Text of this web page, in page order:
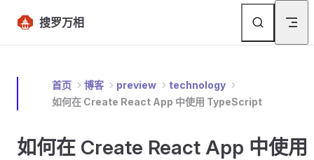
Skip to content
搜罗万相
首页 博客 preview
technology
如何在 Create React App 中使用 TypeScript
如何在 Create React App 中使用